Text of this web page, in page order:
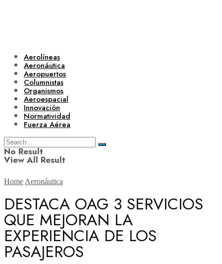
Aerolíneas
Aeronáutica
Aeropuertos
Columnistas
Organismos
Aeroespacial
Innovación
Normatividad
Fuerza Aérea
No Result
View All Result
Aerolíneas
Aeronáutica
Home Aeronáutica
DESTACA OAG 3 SERVICIOS
QUE MEJORAN LA
EXPERIENCIA DE LOS
PASAJEROS